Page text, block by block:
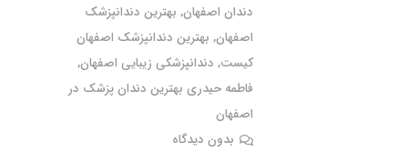
دندان اصفهان, بهترین دندانپزشک
اصفهان, بهترین دندانپزشک اصفهان
کیست, دندانپزشکی زیبایی اصفهان,
فاطمه حیدری بهترین دندان پزشک در
اصفهان
بدون دیدگاه